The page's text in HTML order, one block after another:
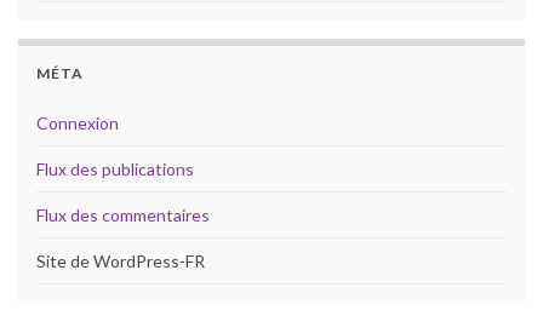
MÉTA
Connexion
Flux des publications
Flux des commentaires
Site de WordPress-FR